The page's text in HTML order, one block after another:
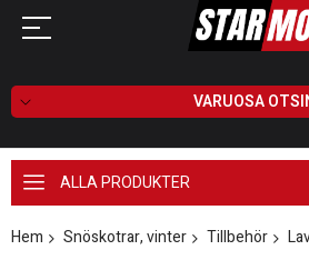
VARUOSA
ALLA PRODUKTER
Hem Snöskotrar, vinter Tillbehör